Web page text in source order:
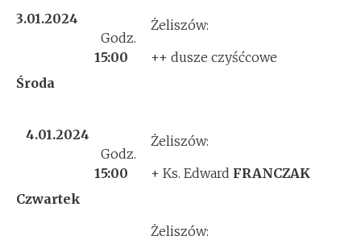
3.01.2024
Środa
Godz.
15:00
Żeliszów:
++ dusze czyśćcowe
4.01.2024
Czwartek
Godz.
15:00
Żeliszów:
+ Ks. Edward FRANCZAK
Żeliszów: